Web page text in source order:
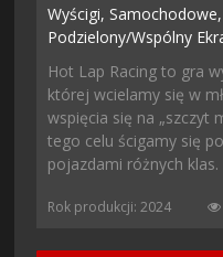
Wyścigi,Samochodowe,
Podzielony/wspólny
Hot Lap Racing to gra
której wcielamy się w
wspięcia się na „szczyt
tego celu ścigamy się
pojazdami różnych klas.
Rok produkcji: 2024